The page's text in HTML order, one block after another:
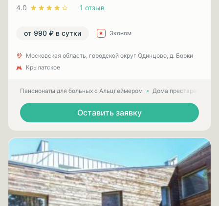
4.0 1 отзыв
от 990 ₽ в сутки Эконом
Московская область, городской округ Одинцово, д. Борки
Крылатское
Пансионаты для больных с Альцгеймером Дома престарелых
Оставить заявку